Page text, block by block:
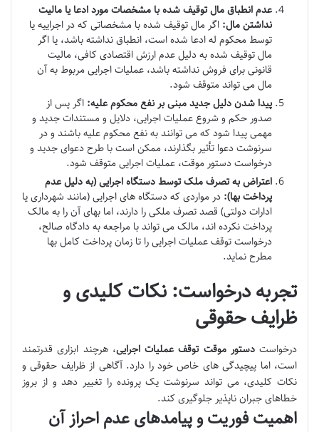
عدم انطباق مال توقیف شده با مشخصات مورد ادعا یا مالیت
نداشتن مال: اگر مال توقیف شده با مشخصاتی که در اجراییه یا
توسط محکوم له ادعا شده است، انطباق نداشته باشد، یا اگر
مال توقیف شده به دلیل عدم ارزش اقتصادی کافی، مالیت
قانونی برای فروش نداشته باشد، عملیات اجرایی مربوط به آن
مال می تواند متوقف شود.
پیدا شدن دلیل جدید مبنی بر نفع محکوم علیه: اگر پس از
صدور حکم و شروع عملیات اجرایی، دلایل و مستندات جدید و
مهمی پیدا شود که می توانند به نفع محکوم علیه باشند و در
سرنوشت دعوا تأثیر بگذارند، ممکن است با طرح دعوای جدید و
درخواست دستور موقت، عملیات اجرایی متوقف شود.
اعتراض به تصرف ملک توسط دستگاه اجرایی (به دلیل عدم
پرداخت بها): در مواردی که دستگاه های اجرایی (مانند شهرداری یا
ادارات دولتی) قصد تصرف ملکی را دارند، اما بهای آن را به مالک
پرداخت نکرده اند، مالک می تواند با مراجعه به دادگاه صالح،
درخواست توقف عملیات اجرایی را تا زمان پرداخت کامل بها
مطرح نماید.
تجربه درخواست: نکات کلیدی و
ظرایف حقوقی
درخواستدستور موقت توقف عملیات اجرایی، هرچند ابزاری قدرتمند
است، اما پیچیدگی های خاص خود را دارد. آگاهی از ظرایف حقوقی و
نکات کلیدی، می تواند سرنوشت یک پرونده را تغییر دهد و از بروز
خطاهای جبران ناپذیر جلوگیری کند.
اهمیت فوریت و پیامدهای عدم احراز آن